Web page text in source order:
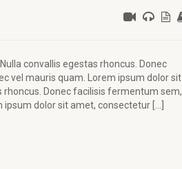
convallis egestas rhoncus. Donec
vel mauris quam. Lorem ipsum dolor sit
Donec facilisis fermentum sem,
dolor sit amet, consectetur […]